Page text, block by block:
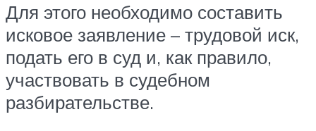
Для этого необходимо составить
исковое заявление – трудовой иск,
подать его в суд и, как правило,
участвовать в судебном
разбирательстве.